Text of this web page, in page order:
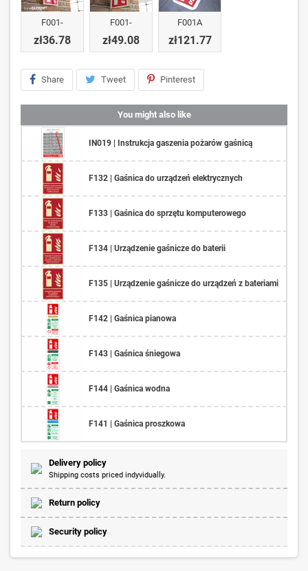
F001-
zł36.78
F001-
zł49.08
F001A
zł121.77
Share Tweet Pinterest
You might also like
IN019 | Instrukcja gaszenia pożarów gaśnicą
F132 | Gaśnica do urządzeń elektrycznych
F133 | Gaśnica do sprzętu komputerowego
F134 | Urządzenie gaśnicze do baterii
F135 | Urządzenie gaśnicze do urządzeń z bateriami
F142 | Gaśnica pianowa
F143 | Gaśnica śniegowa
F144 | Gaśnica wodna
F141 | Gaśnica proszkowa
Delivery policy
Shipping costs priced indyvidually.
Return policy
Security policy